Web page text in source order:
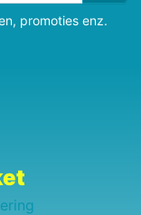
promoties enz.